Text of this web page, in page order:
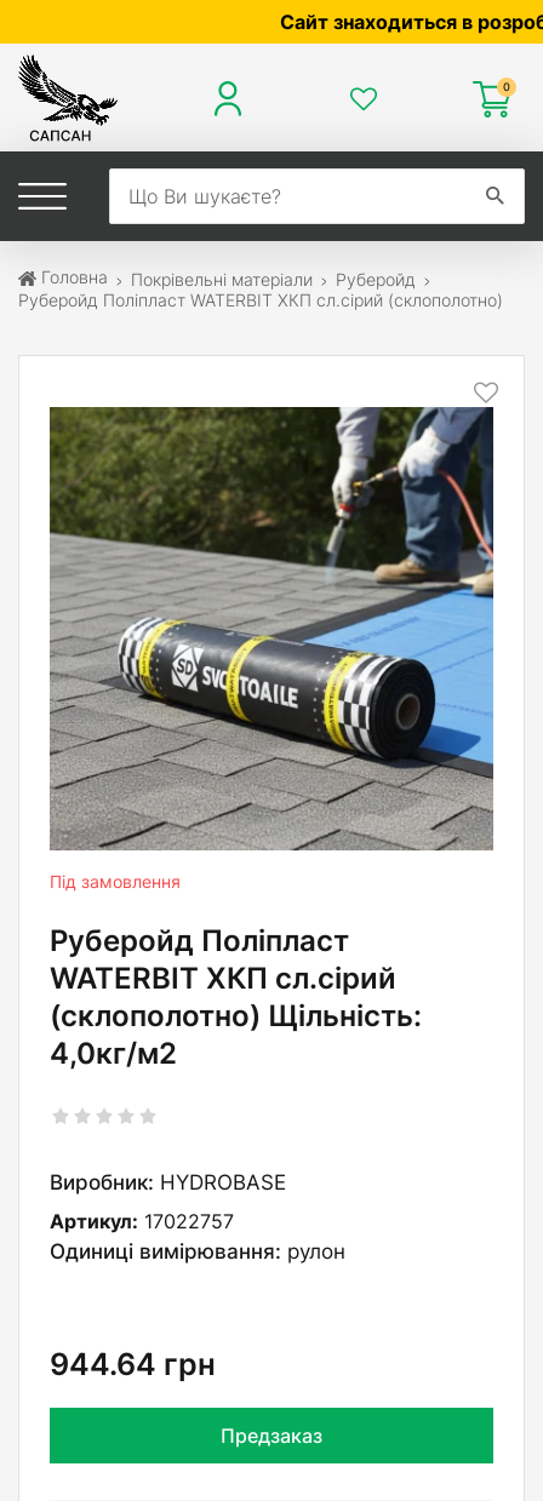
Сайт знаходиться в розробці
0
Головна Покрівельні матеріали
Руберойд
Руберойд Полiпласт WATERBIT ХКП сл.сірий (склополотно)
Під замовлення
Руберойд Полiпласт
WATERBIT ХКП сл.сірий
(склополотно) Щільність:
4,0кг/м2
Виробник: HYDROBASE
Артикул: 17022757
Одиниці вимірювання: рулон
944.64 грн
Предзаказ